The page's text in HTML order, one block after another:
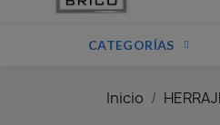
CATEGORÍAS
Inicio